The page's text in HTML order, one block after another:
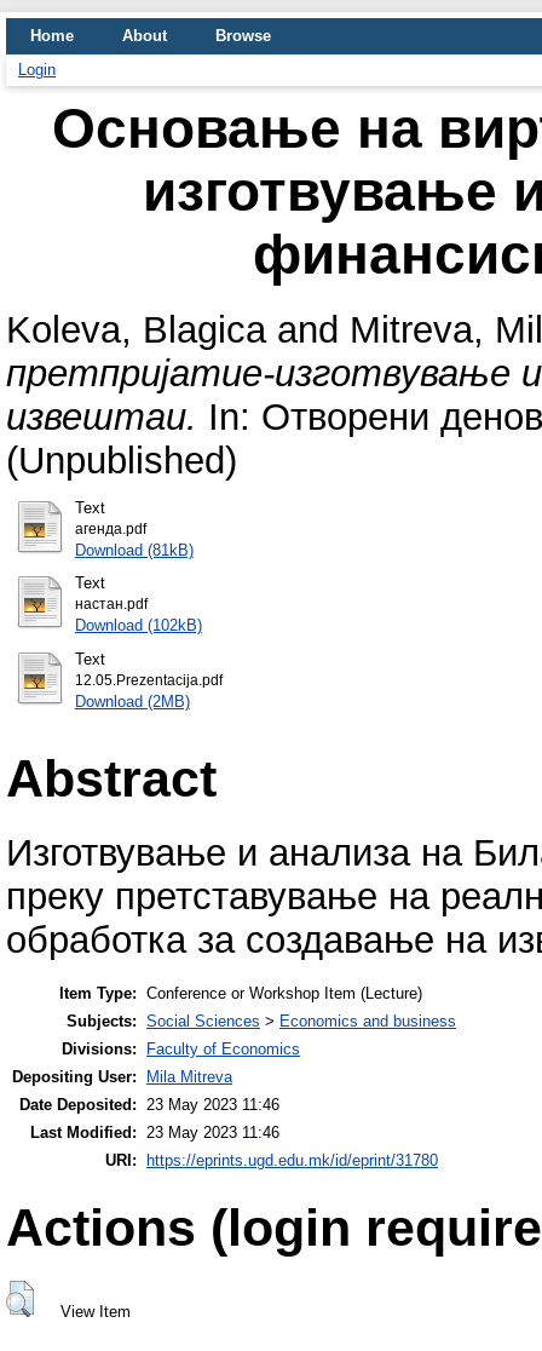
Home About
Browse
Login
Основање на
изготвување
Koleva, Blagicaand Mitreva,
претпријатие-изготвување
извештаи. In: Отворени
(Unpublished)
Text
агенда.pdf
Download (81kB)
Text
настан.pdf
Download (102kB)
Text
12.05.Prezentacija.pdf
Download (2MB)
Abstract
Изготвување и анализа на
преку претставување на
обработка за создавање на
Item Type: Conference or Workshop Item (Lecture)
Subjects: Social Sciences > Economics and business
Divisions:
Faculty of Economics
Depositing User:
Mila Mitreva
Date Deposited: 23 May 2023 11:46
Last Modified: 23 May 2023 11:46
URI:
https://eprints.ugd.edu.mk/id/eprint/31780
Actions (login
View Item